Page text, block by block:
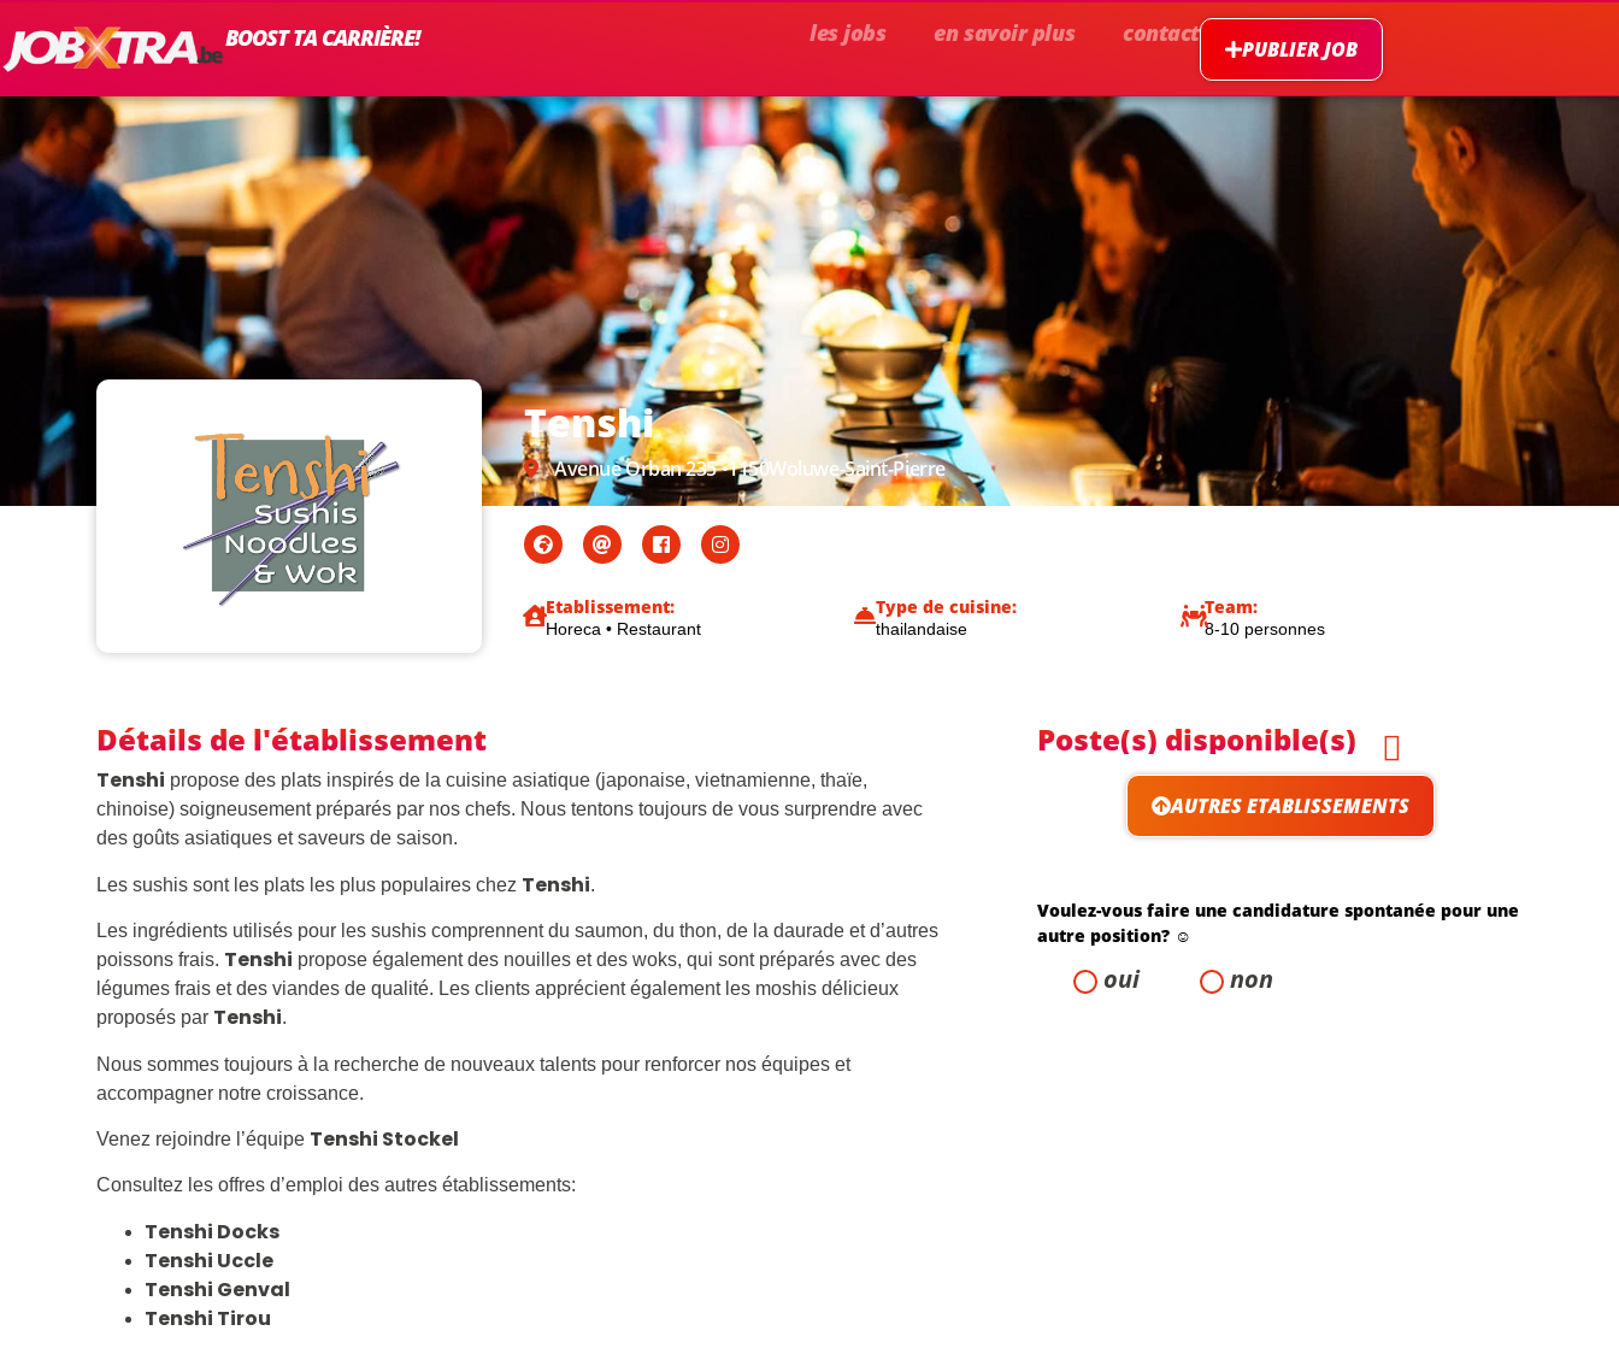
BOOST TA CARRIÈRE! les jobs en savoir plus contact
PUBLIER JOB
Tenshi
Avenue Orban 235 •1150Woluwe-Saint-Pierre
Etablissement:
Horeca • Restaurant
Type de cuisine:
thailandaise
Team:
8-10 personnes
Tenshi
Détails de l'établissement
Tenshi propose des plats inspirés de la cuisine asiatique (japonaise, vietnamienne, thaïe,
chinoise) soigneusement préparés par nos chefs. Nous tentons toujours de vous surprendre avec
des goûts asiatiques et saveurs de saison.
Les sushis sont les plats les plus populaires chez Tenshi.
Les ingrédients utilisés pour les sushis comprennent du saumon, du thon, de la daurade et d’autres
poissons frais. Tenshi propose également des nouilles et des woks, qui sont préparés avec des
légumes frais et des viandes de qualité. Les clients apprécient également les moshis délicieux
proposés par Tenshi.
Nous sommes toujours à la recherche de nouveaux talents pour renforcer nos équipes et
accompagner notre croissance.
Venez rejoindre l’équipe Tenshi Stockel
Consultez les offres d’emploi des autres établissements:
Tenshi Docks
Tenshi Uccle
Tenshi Genval
Tenshi Tirou
Poste(s) disponible(s)
AUTRES ETABLISSEMENTS
Voulez-vous faire une candidature spontanée pour une
autre position? ☺️
oui non